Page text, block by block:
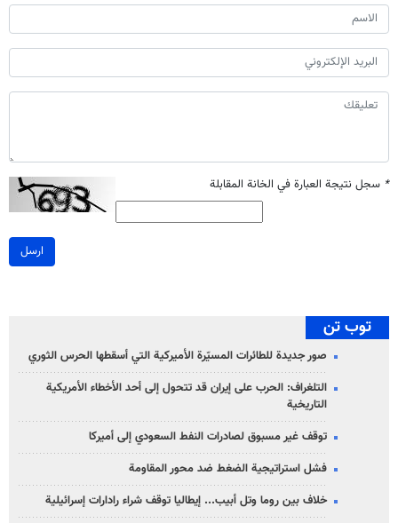
* سجل نتيجة العبارة في الخانة المقابلة
ارسل
توب تن
صور جديدة للطائرات المسيّرة الأميركية التي أسقطها الحرس الثوري
التلغراف: الحرب على إيران قد تتحول إلى أحد الأخطاء الأمريكية
التاريخية
توقف غير مسبوق لصادرات النفط السعودي إلى أميركا
فشل استراتيجية الضغط ضد محور المقاومة
خلاف بين روما وتل أبيب... إيطاليا توقف شراء رادارات إسرائيلية